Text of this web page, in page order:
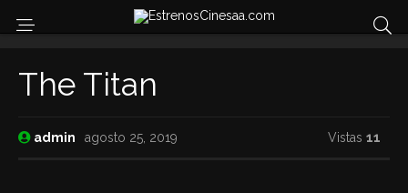
The Titan
admin agosto 25, 2019 Vistas 11